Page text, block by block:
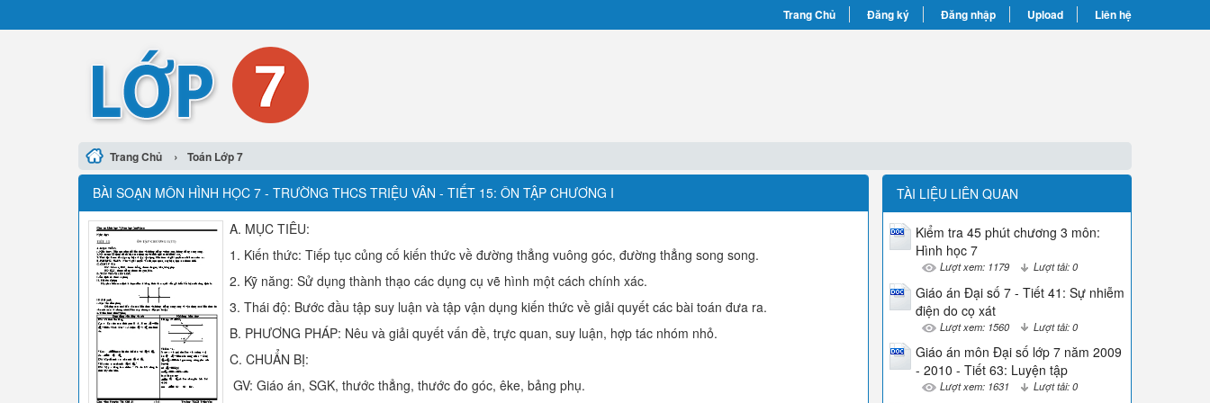
Trang Chủ Đăng ký Đăng nhập Upload Liên hệ
Trang Chủ › Toán Lớp 7
BÀI SOẠN MÔN HÌNH HỌC 7 - TRƯỜNG THCS TRIỆU VÂN - TIẾT 15: ÔN TẬP CHƯƠNG I
A. MỤC TIÊU:
1. Kiến thức: Tiếp tục củng cố kiến thức về đường thẳng vuông góc, đường thẳng song song.
2. Kỹ năng: Sử dụng thành thạo các dụng cụ vẽ hình một cách chính xác.
3. Thái độ: Bước đầu tập suy luận và tập vận dụng kiến thức về giải quyết các bài toán đưa ra.
B. PHƯƠNG PHÁP: Nêu và giải quyết vấn đề, trực quan, suy luận, hợp tác nhóm nhỏ.
C. CHUẨN BỊ:
GV: Giáo án, SGK, thước thẳng, thước đo góc, êke, bảng phụ.
TÀI LIỆU LIÊN QUAN
Kiểm tra 45 phút chương 3 môn:
Hình học 7
Lượt xem: 1179 Lượt tải: 0
Giáo án Đại số 7 - Tiết 41: Sự nhiễm
điện do cọ xát
Lượt xem: 1560 Lượt tải: 0
Giáo án môn Đại số lớp 7 năm 2009
- 2010 - Tiết 63: Luyện tập
Lượt xem: 1631 Lượt tải: 0